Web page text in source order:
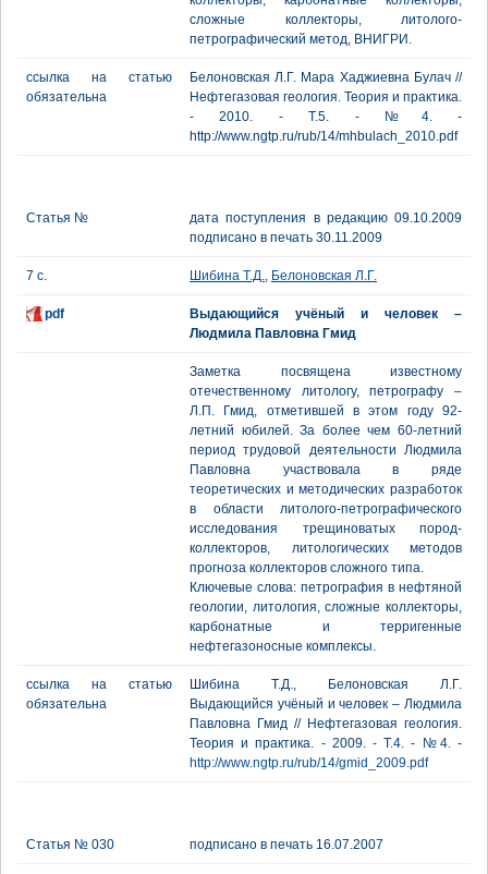
сложные коллекторы, литолого-
петрографический метод, ВНИГРИ.
ссылка на статью
обязательна
Белоновская Л.Г. Мара Хаджиевна Булач //
Нефтегазовая геология. Теория и практика.
- 2010. - Т.5. - №4. -
http://www.ngtp.ru/rub/14/mhbulach_2010.pdf
Статья №
дата поступления в редакцию 09.10.2009
подписано в печать 30.11.2009
7 с. Шибина Т.Д., Белоновская Л.Г.
pdf
Выдающийся учёный и человек –
Людмила Павловна Гмид
Заметка посвящена известному
отечественному литологу, петрографу –
Л.П. Гмид, отметившей в этом году 92-
летний юбилей. За более чем 60-летний
период трудовой деятельности Людмила
Павловна участвовала в ряде
теоретических и методических разработок
в области литолого-петрографического
исследования трещиноватых пород-
коллекторов, литологических методов
прогноза коллекторов сложного типа.
Ключевые слова: петрография в нефтяной
геологии, литология, сложные коллекторы,
карбонатные и терригенные
нефтегазоносные комплексы.
ссылка на статью
обязательна
Шибина Т.Д., Белоновская Л.Г.
Выдающийся учёный и человек – Людмила
Павловна Гмид // Нефтегазовая геология.
Теория и практика. - 2009. - Т.4. - №4. -
http://www.ngtp.ru/rub/14/gmid_2009.pdf
Статья № 030 подписано в печать 16.07.2007